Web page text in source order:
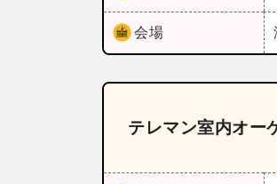
会場
テレマン室内オー